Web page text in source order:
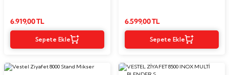
6.919,00 TL
Sepete Ekle
6.599,00 TL
Sepete Ekle